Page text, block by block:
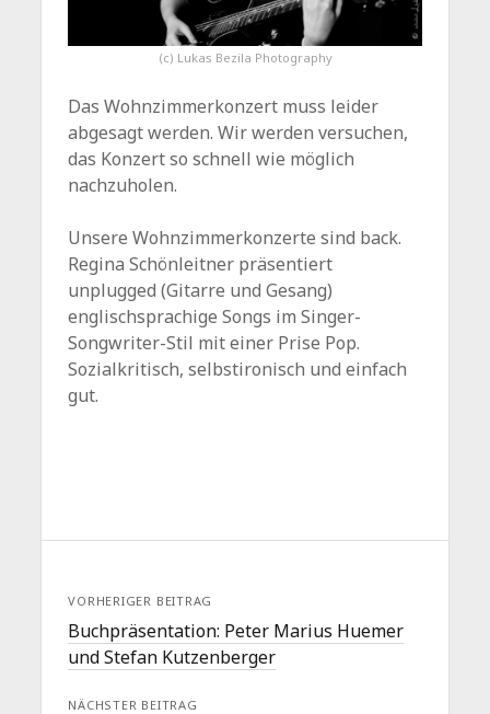
(c) Lukas Bezila Photography
Das Wohnzimmerkonzert muss leider
abgesagt werden. Wir werden versuchen,
das Konzert so schnell wie möglich
nachzuholen.
Unsere Wohnzimmerkonzerte sind back.
Regina Schönleitner präsentiert
unplugged (Gitarre und Gesang)
englischsprachige Songs im Singer-
Songwriter-Stil mit einer Prise Pop.
Sozialkritisch, selbstironisch und einfach
gut.
VORHERIGER BEITRAG
Buchpräsentation: Peter Marius Huemer
und Stefan Kutzenberger
NÄCHSTER BEITRAG